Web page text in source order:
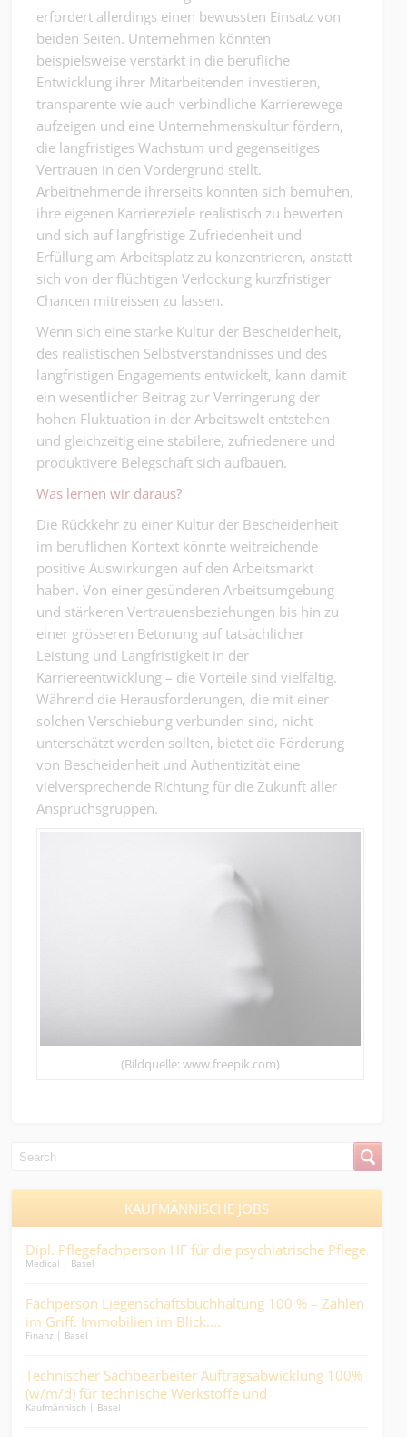
erfordert allerdings einen bewussten Einsatz von
beiden Seiten. Unternehmen könnten
beispielsweise verstärkt in die berufliche
Entwicklung ihrer Mitarbeitenden investieren,
transparente wie auch verbindliche Karrierewege
aufzeigen und eine Unternehmenskultur fördern,
die langfristiges Wachstum und gegenseitiges
Vertrauen in den Vordergrund stellt.
Arbeitnehmende ihrerseits könnten sich bemühen,
ihre eigenen Karriereziele realistisch zu bewerten
und sich auf langfristige Zufriedenheit und
Erfüllung am Arbeitsplatz zu konzentrieren, anstatt
sich von der flüchtigen Verlockung kurzfristiger
Chancen mitreissen zu lassen.
Wenn sich eine starke Kultur der Bescheidenheit,
des realistischen Selbstverständnisses und des
langfristigen Engagements entwickelt, kann damit
ein wesentlicher Beitrag zur Verringerung der
hohen Fluktuation in der Arbeitswelt entstehen
und gleichzeitig eine stabilere, zufriedenere und
produktivere Belegschaft sich aufbauen.
Was lernen wir daraus?
Die Rückkehr zu einer Kultur der Bescheidenheit
im beruflichen Kontext könnte weitreichende
positive Auswirkungen auf den Arbeitsmarkt
haben. Von einer gesünderen Arbeitsumgebung
und stärkeren Vertrauensbeziehungen bis hin zu
einer grösseren Betonung auf tatsächlicher
Leistung und Langfristigkeit in der
Karriereentwicklung – die Vorteile sind vielfältig.
Während die Herausforderungen, die mit einer
solchen Verschiebung verbunden sind, nicht
unterschätzt werden sollten, bietet die Förderung
von Bescheidenheit und Authentizität eine
vielversprechende Richtung für die Zukunft aller
Anspruchsgruppen.
(Bildquelle: www.freepik.com)
KAUFMÄNNISCHE JOBS
Dipl. Pflegefachperson HF für die psychiatrische Pflege.
Medical | Basel
Fachperson Liegenschaftsbuchhaltung 100 % – Zahlen
im Griff. Immobilien im Blick....
Finanz | Basel
Technischer Sachbearbeiter Auftragsabwicklung 100%
(w/m/d) für technische Werkstoffe und
Industrieprodukte.
Kaufmännisch | Basel